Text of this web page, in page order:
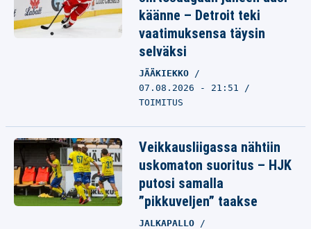
käänne – Detroit teki
vaatimuksensa täysin
selväksi
JÄÄKIEKKO
07.08.2026 - 21:51
TOIMITUS
Veikkausliigassa nähtiin
uskomaton suoritus – HJK
putosi samalla
”pikkuveljen” taakse
JALKAPALLO